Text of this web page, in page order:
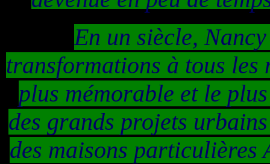
En un siècle,
transformations à tous les
plus mémorable et le
des grands projets urbains
des maisons particulières